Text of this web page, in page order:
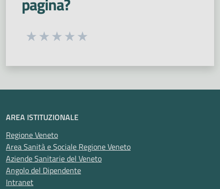
Urologia
Vaccinazioni
Seleziona una valutazione da 1 a 5 stelle
AREA ISTITUZIONALE
Regione Veneto
Area Sanità e Sociale Regione Veneto
Aziende Sanitarie del Veneto
Angolo del Dipendente
Intranet